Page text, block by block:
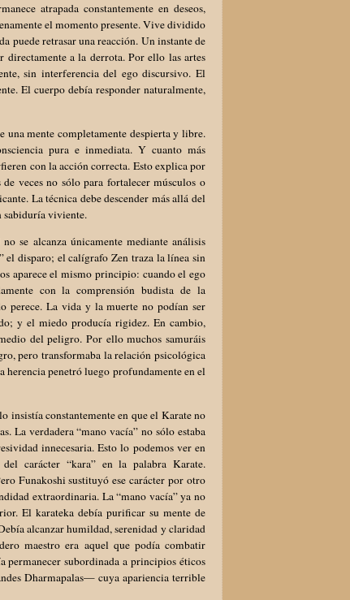
atrapada constantemente en deseos,
el momento presente. Vive dividido
puede retrasar una reacción. Un instante de
directamente a la derrota. Por ello las artes
sin interferencia del ego discursivo. El
El cuerpo debía responder naturalmente,
mente completamente despierta y libre.
pura e inmediata. Y cuanto más
con la acción correcta. Esto explica por
veces no sólo para fortalecer músculos o
La técnica debe descender más allá del
sabiduría viviente.
se alcanza únicamente mediante análisis
el disparo; el calígrafo Zen traza la línea sin
aparece el mismo principio: cuando el ego
con la comprensión budista de la
perece. La vida y la muerte no podían ser
y el miedo producía rigidez. En cambio,
del peligro. Por ello muchos samuráis
pero transformaba la relación psicológica
herencia penetró luego profundamente en el
insistía constantemente en que el Karate no
La verdadera “mano vacía” no sólo estaba
innecesaria. Esto lo podemos ver en
carácter “kara” en la palabra Karate.
Funakoshi sustituyó ese carácter por otro
extraordinaria. La “mano vacía” ya no
El karateka debía purificar su mente de
alcanzar humildad, serenidad y claridad
maestro era aquel que podía combatir
permanecer subordinada a principios éticos
Dharmapalas— cuya apariencia terrible